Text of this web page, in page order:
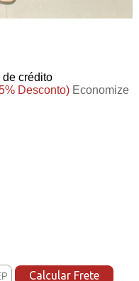
de crédito
Desconto) Economize